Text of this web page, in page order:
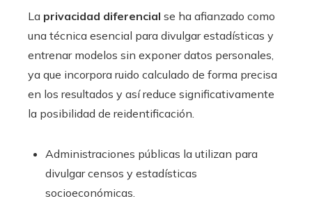
La privacidad diferencial se ha afianzado como
una técnica esencial para divulgar estadísticas y
entrenar modelos sin exponer datos personales,
ya que incorpora ruido calculado de forma precisa
en los resultados y así reduce significativamente
la posibilidad de reidentificación.
Administraciones públicas la utilizan para
divulgar censos y estadísticas
socioeconómicas.